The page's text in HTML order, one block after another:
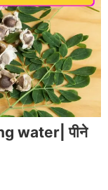
water| पीने